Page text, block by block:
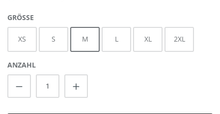
GRÖSSE
XS S M L XL 2XL
ANZAHL
Produkt Anzahl: Gib den gewünschten